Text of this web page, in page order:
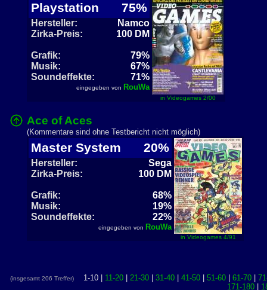
Playstation 75%
Hersteller:
Namco
Zirka-Preis:
100 DM
Grafik:
79%
Musik:
67%
Soundeffekte:
71%
eingegeben von RouWa
in Videogames 2/00
Ace of Aces
(Kommentare sind ohne Testbericht nicht möglich)
Master System 20%
Hersteller:
Sega
Zirka-Preis:
100 DM
Grafik:
68%
Musik:
19%
Soundeffekte:
22%
eingegeben von RouWa
in Videogames 4/91
(insgesamt 206 Treffer) 1-10 | 11-20 21-30 31-40 41-50 51-60 61-70
171-180|